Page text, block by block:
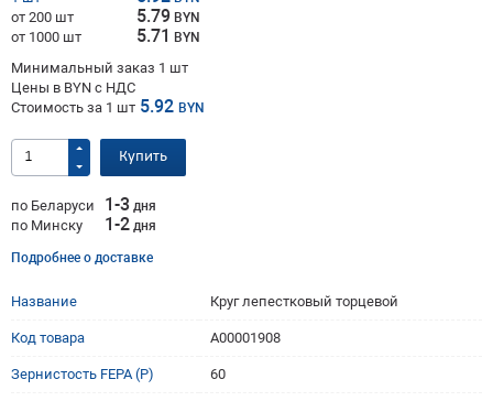
KК19XW
от 200 шт 5.79 BYN
от 1000 шт 5.71 BYN
Минимальный заказ 1 шт
Цены в BYN с НДС
Стоимость за 1 шт 5.92 BYN
Купить
по Беларуси 1-3 дня
по Минску 1-2 дня
Подробнее о доставке
Название Круг лепестковый торцевой
Код товара A00001908
Зернистость FEPA (P) 60